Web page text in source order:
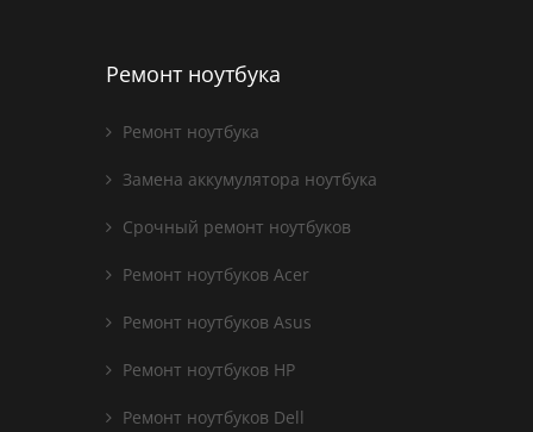
Ремонт ноутбука
Ремонт ноутбука
Замена аккумулятора ноутбука
Срочный ремонт ноутбуков
Ремонт ноутбуков Acer
Ремонт ноутбуков Asus
Ремонт ноутбуков HP
Ремонт ноутбуков Dell